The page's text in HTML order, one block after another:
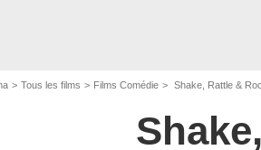
Tous les films Films Comédie Shake, Rattle &